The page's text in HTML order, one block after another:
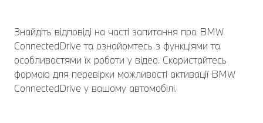
Знайдіть відповіді на часті запитання про BMW
ConnectedDrive та ознайомтесь з функціями та
особливостями їх роботи у відео. Скористайтесь
формою для перевірки можливості активації BMW
ConnectedDrive у вашому автомобілі.